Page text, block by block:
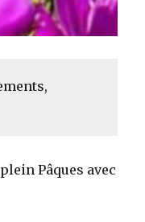
Pâques avec